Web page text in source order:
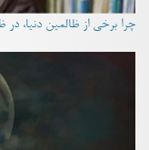
چرا برخی از ظالمین دنیا، در